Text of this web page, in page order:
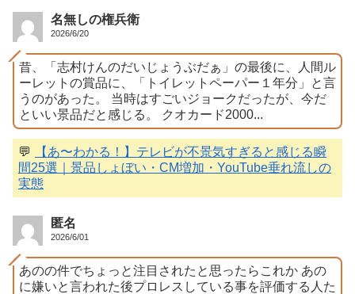
名無しの権兵衛
2026/6/20
昔、「志村けんのだいじょうぶだぁ」の最後に、人間ル
ーレットの賞品に、「トイレットペーパー１年分」と言
うのがあった。 当時はすごいジョークだったが、今だ
といい景品だと感じる。 クオカード2000...
💬
【あ〜わかる！】テレビが不景気すぎると感じる瞬
間25選｜景品しょぼい・CM増加・YouTube垂れ流しの
実態
匿名
2026/6/01
あのの件でちょっと注目されたと思ったらこれか あの
に嫌いと言われた後プロレスしている事を評価する人た